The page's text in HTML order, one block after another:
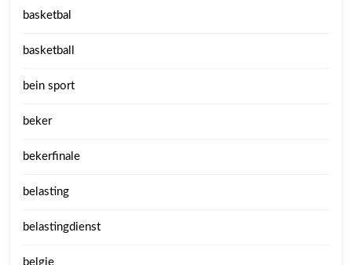
basketbal
basketball
bein sport
beker
bekerfinale
belasting
belastingdienst
belgie